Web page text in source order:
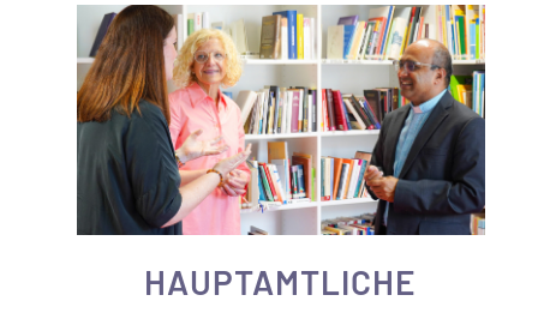
HAUPT­­AMTLICHE